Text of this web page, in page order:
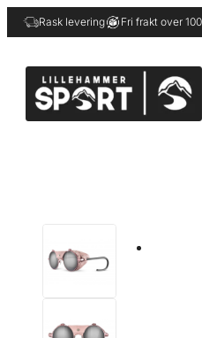
Hopp
til
Rask levering Fri frakt over